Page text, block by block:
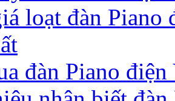
loạt đàn Piano
đàn Piano